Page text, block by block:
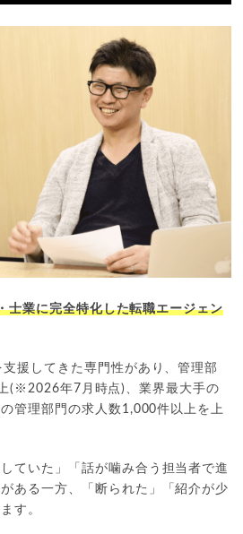
士業に完全特化した転職エージェン
援してきた専門性があり、管理部
(※2026年7月時点)、業界最大手の
管理部門の求人数1,000件以上を上
ていた」「話が噛み合う担当者で進
ある一方、「断られた」「紹介が少
す。